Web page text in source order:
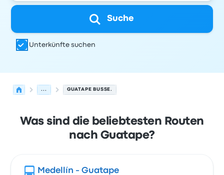
Suche
Unterkünfte suchen
... GUATAPE BUSSE.
Was sind die beliebtesten Routen
nach Guatape?
Medellín - Guatape